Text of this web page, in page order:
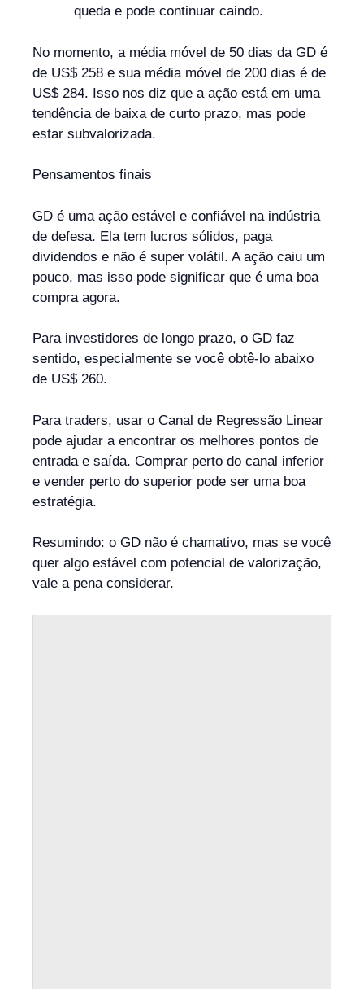
queda e pode continuar caindo.
No momento, a média móvel de 50 dias da GD é
de US$ 258 e sua média móvel de 200 dias é de
US$ 284. Isso nos diz que a ação está em uma
tendência de baixa de curto prazo, mas pode
estar subvalorizada.
Pensamentos finais
GD é uma ação estável e confiável na indústria
de defesa. Ela tem lucros sólidos, paga
dividendos e não é super volátil. A ação caiu um
pouco, mas isso pode significar que é uma boa
compra agora.
Para investidores de longo prazo, o GD faz
sentido, especialmente se você obtê-lo abaixo
de US$ 260.
Para traders, usar o Canal de Regressão Linear
pode ajudar a encontrar os melhores pontos de
entrada e saída. Comprar perto do canal inferior
e vender perto do superior pode ser uma boa
estratégia.
Resumindo: o GD não é chamativo, mas se você
quer algo estável com potencial de valorização,
vale a pena considerar.